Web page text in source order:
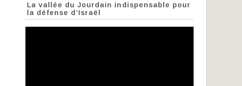
La vallée du Jourdain indispensable pour
la défense d’Israël